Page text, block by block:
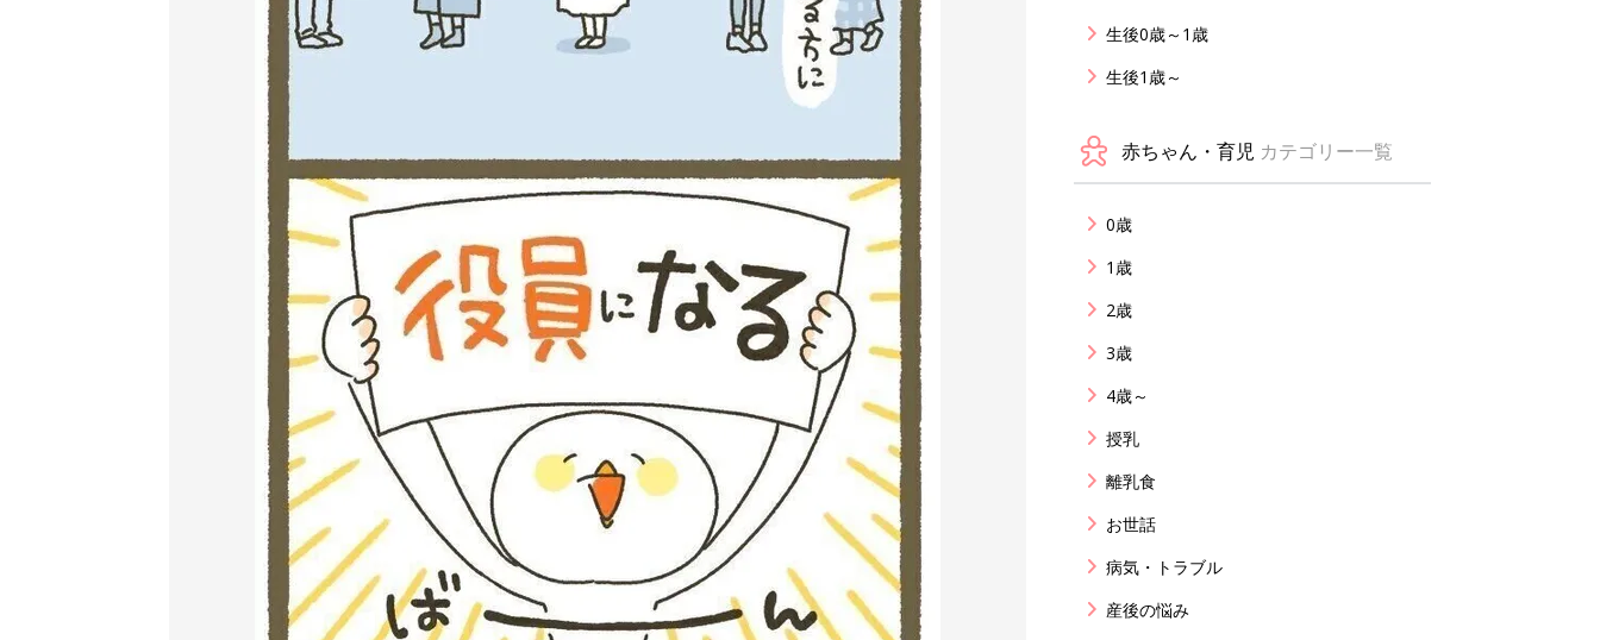
生後0歳～1歳
生後1歳～
赤ちゃん・育児 カテゴリー一覧
0歳
1歳
2歳
3歳
4歳～
授乳
離乳食
お世話
病気・トラブル
産後の悩み